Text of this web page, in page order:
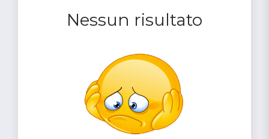
Nessun risultato